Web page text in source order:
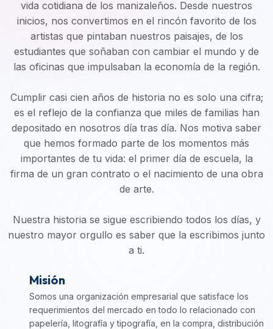
vida cotidiana de los manizaleños. Desde nuestros
inicios, nos convertimos en el rincón favorito de los
artistas que pintaban nuestros paisajes, de los
estudiantes que soñaban con cambiar el mundo y de
las oficinas que impulsaban la economía de la región.
Cumplir casi cien años de historia no es solo una cifra;
es el reflejo de la confianza que miles de familias han
depositado en nosotros día tras día. Nos motiva saber
que hemos formado parte de los momentos más
importantes de tu vida: el primer día de escuela, la
firma de un gran contrato o el nacimiento de una obra
de arte.
Nuestra historia se sigue escribiendo todos los días, y
nuestro mayor orgullo es saber que la escribimos junto
a ti.
Misión
Somos una organización empresarial que satisface los
requerimientos del mercado en todo lo relacionado con
papelería, litografía y tipografía, en la compra, distribución